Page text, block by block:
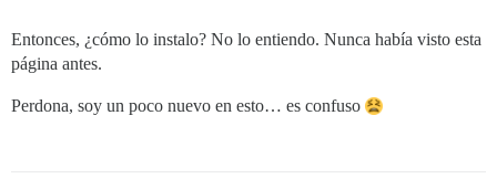
Entonces, ¿cómo lo instalo? No lo entiendo. Nunca había visto esta
página antes.
Perdona, soy un poco nuevo en esto… es confuso